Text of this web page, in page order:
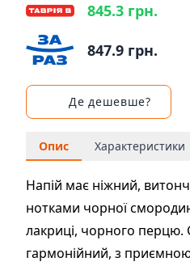
845.3 грн.
847.9 грн.
Де дешевше?
Опис Характеристики
Напій має ніжний,
нотками чорної
лакриці, чорного перцю.
гармонійний, з